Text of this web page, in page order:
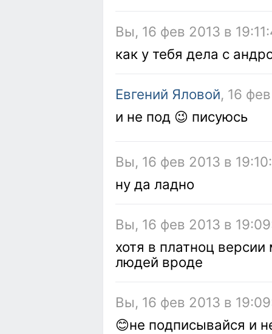
Вы, 16 фев 2013 в
как у тебя дела с
Евгений Яловой, 16
и не под 😉 писуюсь
Вы, 16 фев 2013 в
ну да ладно
Вы, 16 фев 2013 в
хотя в платноц
людей вроде
Вы, 16 фев 2013 в
😊не подписывайся и